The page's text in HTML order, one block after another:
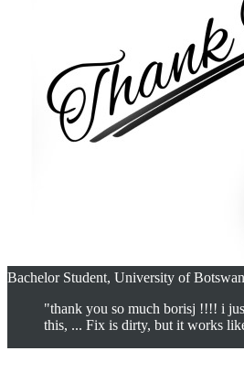
Bachelor Student, University of
"thank you so much borisj !!!! i
this, ... Fix is dirty, but it works